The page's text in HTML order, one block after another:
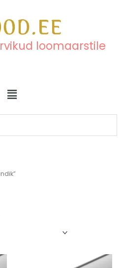
loomaarstile
Menu